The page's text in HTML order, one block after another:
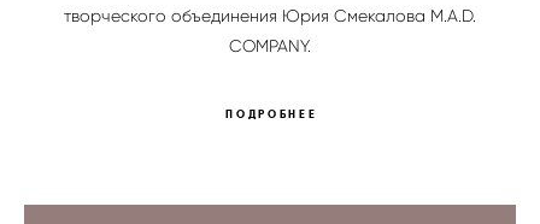
творческого объединения Юрия Смекалова M.A.D.
COMPANY.
ПОДРОБНЕЕ